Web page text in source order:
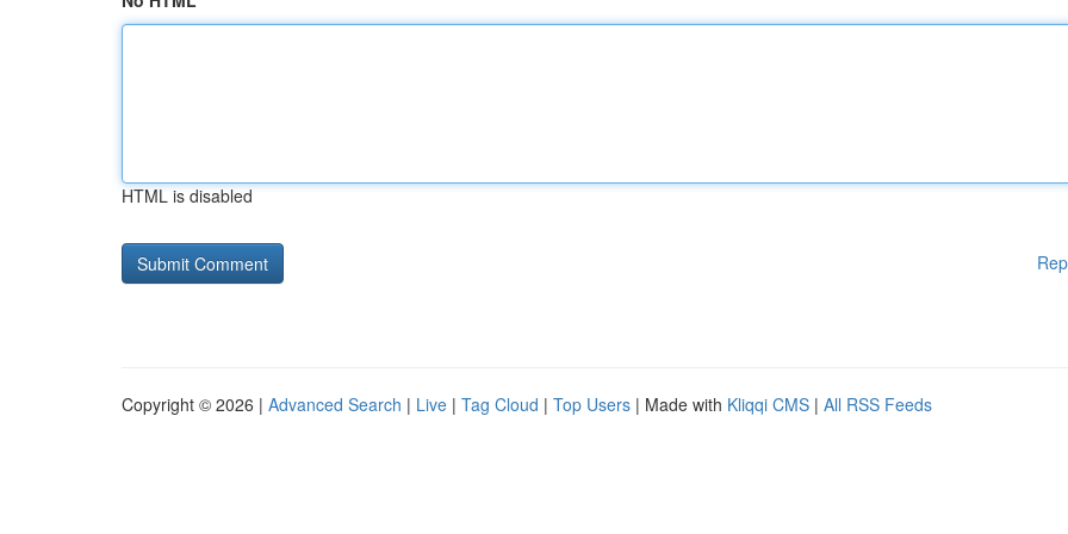
HTML is disabled
Copyright © 2026 | Advanced Search | Live | Tag Cloud | Top Users | Made with Kliqqi CMS | All RSS Feeds